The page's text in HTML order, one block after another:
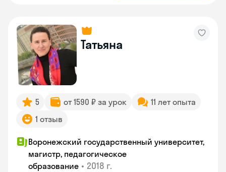
Татьяна
5 от 1590 ₽ за урок
11 лет опыта
1 отзыв
Воронежский государственный университет,
магистр, педагогическое
образование • 2018 г.